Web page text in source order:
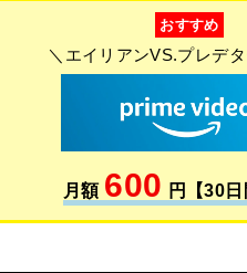
おすすめ
＼エイリアンVS.プレデ
月額 600 円【30日